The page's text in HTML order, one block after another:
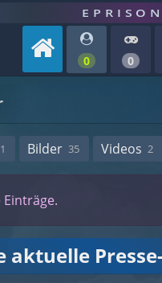
0 0
1 Bilder 35 Videos 2
aktuelle